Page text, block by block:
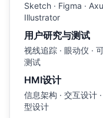
Sketch · Figma ·
Illustrator
用户研究与测试
视线追踪 · 眼动仪 ·
测试
HMI设计
信息架构 · 交互设计
型设计